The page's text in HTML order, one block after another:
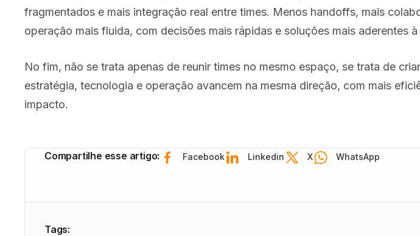
fragmentados e mais integração real entre times. Menos handoffs, mais
operação mais fluida, com decisões mais rápidas e soluções mais aderentes
No fim, não se trata apenas de reunir times no mesmo espaço, se trata de
estratégia, tecnologia e operação avancem na mesma direção, com mais
impacto.
Compartilhe esse artigo: Facebook Linkedin X WhatsApp
Tags: